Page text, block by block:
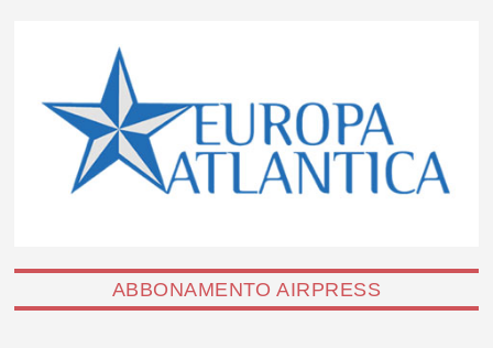
ABBONAMENTO AIRPRESS